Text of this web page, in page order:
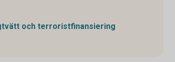
och terroristfinansiering